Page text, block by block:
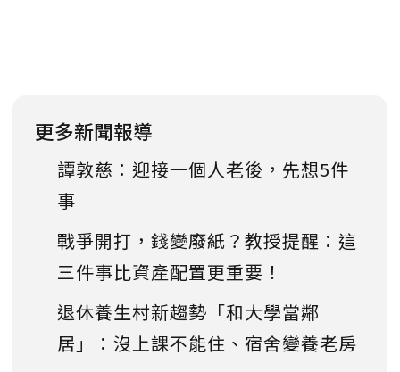
更多新聞報導
譚敦慈：迎接一個人老後，先想5件
事
戰爭開打，錢變廢紙？教授提醒：這
三件事比資產配置更重要！
退休養生村新趨勢「和大學當鄰
居」：沒上課不能住、宿舍變養老房